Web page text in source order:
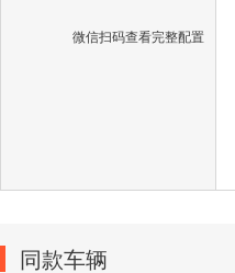
微信扫码查看完整配置
同款车辆